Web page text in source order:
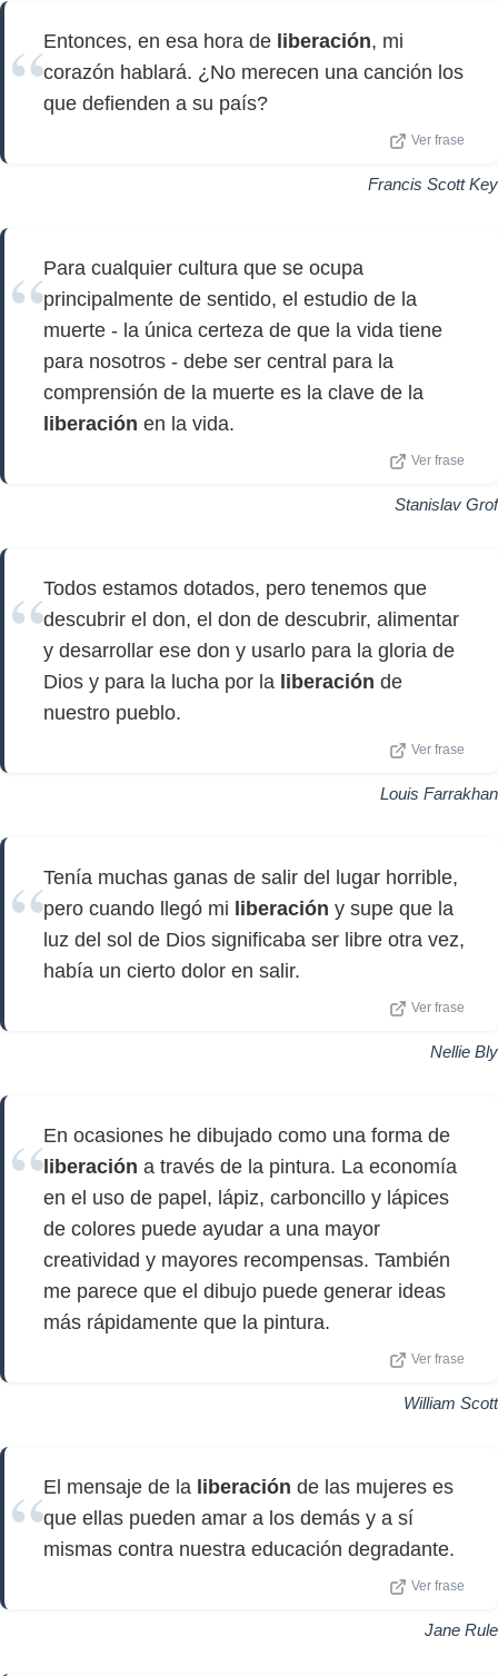
Entonces, en esa hora de liberación, mi
corazón hablará. ¿No merecen una canción los
que defienden a su país?
Ver frase
Francis Scott Key
Para cualquier cultura que se ocupa
principalmente de sentido, el estudio de la
muerte - la única certeza de que la vida tiene
para nosotros - debe ser central para la
comprensión de la muerte es la clave de la
liberación en la vida.
Ver frase
Stanislav Grof
Todos estamos dotados, pero tenemos que
descubrir el don, el don de descubrir, alimentar
y desarrollar ese don y usarlo para la gloria de
Dios y para la lucha por la liberación de
nuestro pueblo.
Ver frase
Louis Farrakhan
Tenía muchas ganas de salir del lugar horrible,
pero cuando llegó mi liberación y supe que la
luz del sol de Dios significaba ser libre otra vez,
había un cierto dolor en salir.
Ver frase
Nellie Bly
En ocasiones he dibujado como una forma de
liberación a través de la pintura. La economía
en el uso de papel, lápiz, carboncillo y lápices
de colores puede ayudar a una mayor
creatividad y mayores recompensas. También
me parece que el dibujo puede generar ideas
más rápidamente que la pintura.
Ver frase
William Scott
El mensaje de la liberación de las mujeres es
que ellas pueden amar a los demás y a sí
mismas contra nuestra educación degradante.
Ver frase
Jane Rule